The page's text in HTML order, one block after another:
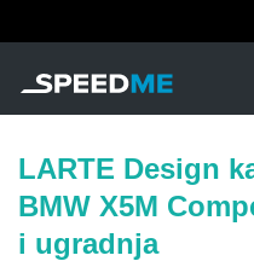
LARTE Design
BMW X5M
i ugradnja